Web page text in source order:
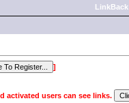
LinkBack
]
activated users can see links.